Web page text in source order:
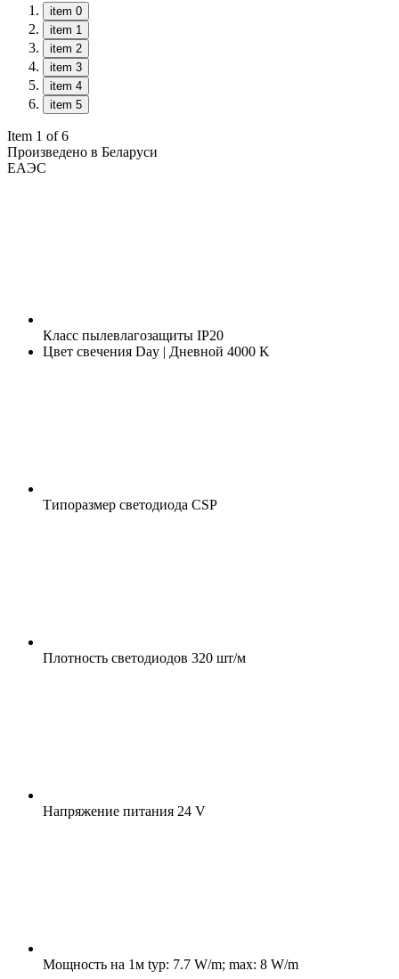
item 0
item 1
item 2
item 3
item 4
item 5
Item 1 of 6
Произведено в Беларуси
ЕАЭС
Класс пылевлагозащиты IP20
Цвет свечения Day | Дневной 4000 K
Типоразмер светодиода CSP
Плотность светодиодов 320 шт/м
Напряжение питания 24 V
Мощность на 1м typ: 7.7 W/m; max: 8 W/m